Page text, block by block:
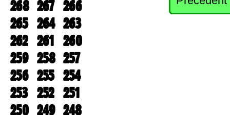
268 267 266
265 264 263
262 261 260
259 258 257
256 255 254
253 252 251
250 249 248